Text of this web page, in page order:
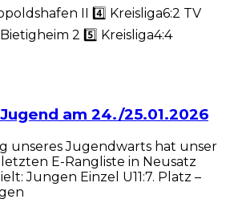
II 4️⃣ Kreisliga6:2 TV
2 5️⃣ Kreisliga4:4
am 24./25.01.2026
unseres Jugendwarts hat unser
E-Rangliste in Neusatz
Jungen Einzel U11:7. Platz –